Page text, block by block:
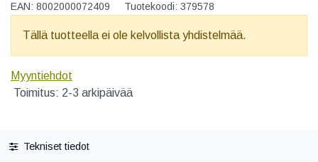
EAN: 8002000072409 Tuotekoodi: 379578
Tällä tuotteella ei ole kelvollista yhdistelmää.
Myyntiehdot
Toimitus: 2-3 arkipäivää
Tekniset tiedot